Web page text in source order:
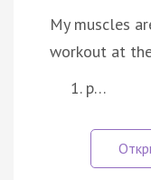
My muscles
workout at
p…